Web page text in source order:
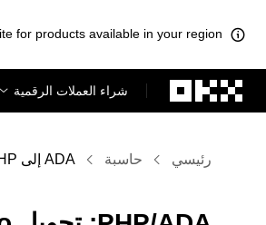
for products available in your region.
شراء العملات الرقمية
رئيسي حاسبة ADA إلى PHP